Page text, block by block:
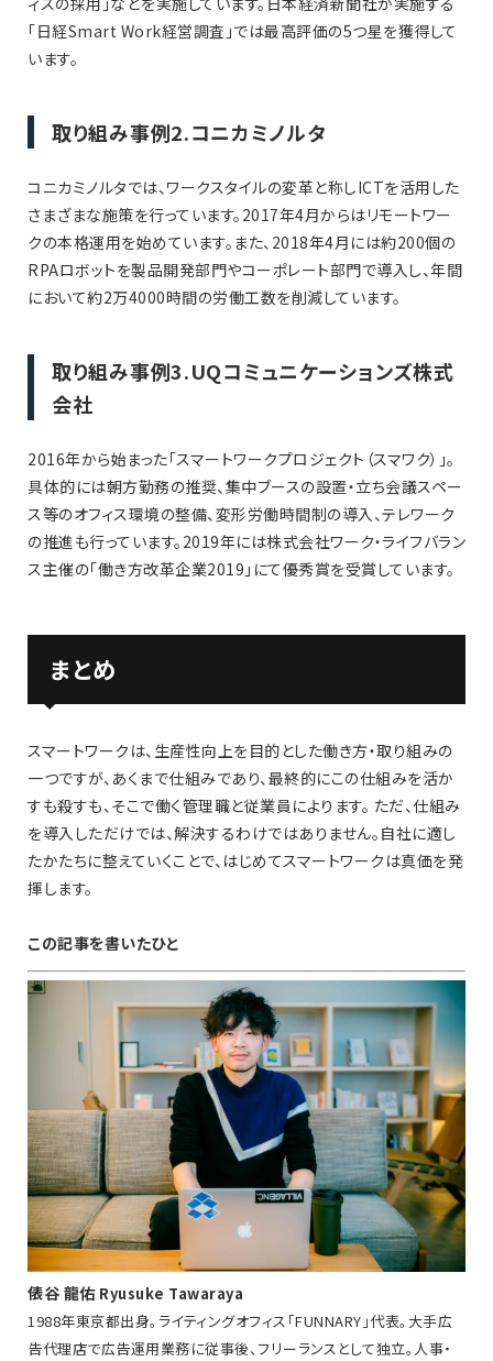
「日経Smart Work経営調査」では最高評価の5つ星を獲得して
います。
取り組み事例2.コニカミノルタ
コニカミノルタでは、ワークスタイルの変革と称しICTを活用した
さまざまな施策を行っています。2017年4月からはリモートワー
クの本格運用を始めています。また、2018年4月には約200個の
RPAロボットを製品開発部門やコーポレート部門で導入し、年間
において約2万4000時間の労働工数を削減しています。
取り組み事例3.UQコミュニケーションズ株式
会社
2016年から始まった「スマートワークプロジェクト（スマワク）」。
具体的には朝方勤務の推奨、集中ブースの設置・立ち会議スペー
ス等のオフィス環境の整備、変形労働時間制の導入、テレワーク
の推進も行っています。2019年には株式会社ワーク・ライフバラン
ス主催の「働き方改革企業2019」にて優秀賞を受賞しています。
まとめ
スマートワークは、生産性向上を目的とした働き方・取り組みの
一つですが、あくまで仕組みであり、最終的にこの仕組みを活か
すも殺すも、そこで働く管理職と従業員によります。 ただ、仕組み
を導入しただけでは、解決するわけではありません。自社に適し
たかたちに整えていくことで、はじめてスマートワークは真価を発
揮します。
この記事を書いたひと
俵谷 龍佑 Ryusuke Tawaraya
1988年東京都出身。ライティングオフィス「FUNNARY」代表。大手広
告代理店で広告運用業務に従事後、フリーランスとして独立。人事・